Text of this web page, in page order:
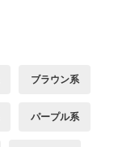
ブラウン系
パープル系